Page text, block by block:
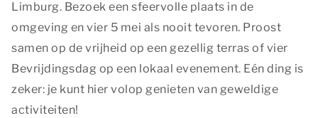
Limburg. Bezoek een sfeervolle plaats in de
omgeving en vier 5 mei als nooit tevoren. Proost
samen op de vrijheid op een gezellig terras of vier
Bevrijdingsdag op een lokaal evenement. Eén ding is
zeker: je kunt hier volop genieten van geweldige
activiteiten!